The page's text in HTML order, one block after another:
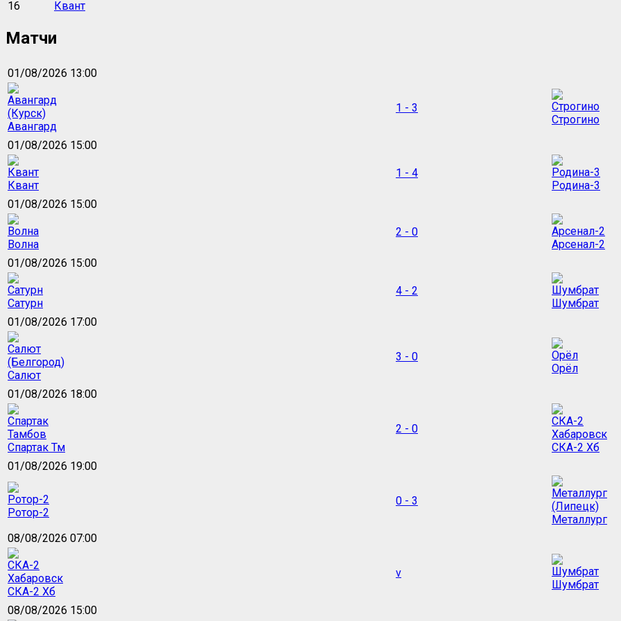
16 Квант
Матчи
01/08/2026 13:00
Авангард
1 - 3
Строгино
01/08/2026 15:00
Квант
1 - 4
Родина-3
01/08/2026 15:00
Волна
2 - 0
Арсенал-2
01/08/2026 15:00
Сатурн
4 - 2
Шумбрат
01/08/2026 17:00
Салют
3 - 0
Орёл
01/08/2026 18:00
Спартак Тм
2 - 0
СКА-2 Хб
01/08/2026 19:00
Ротор-2
0 - 3
Металлург
08/08/2026 07:00
СКА-2 Хб
v
Шумбрат
08/08/2026 15:00